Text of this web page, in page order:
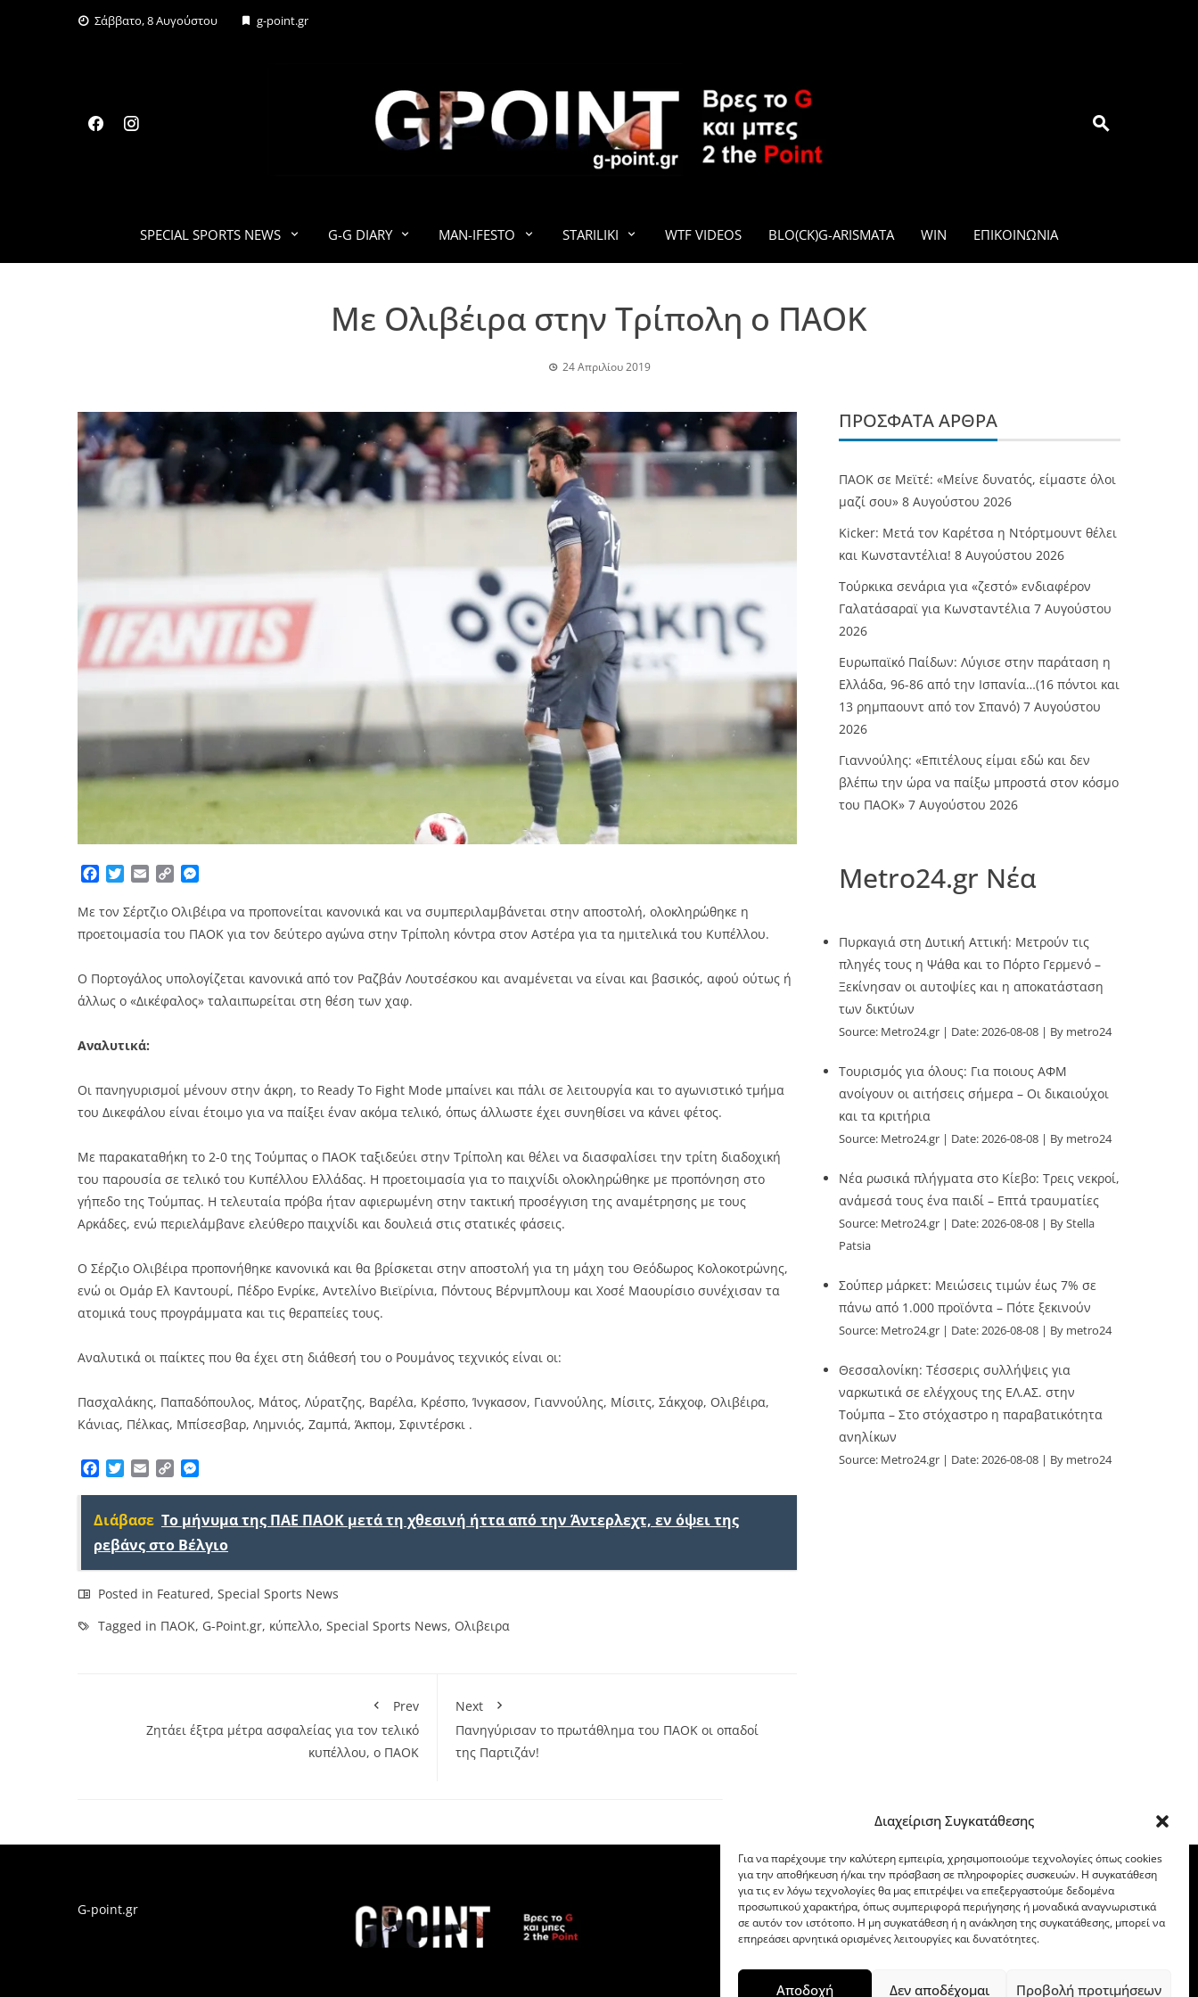
Διαχείριση Συγκατάθεσης
Για να παρέχουμε την καλύτερη εμπειρία, χρησιμοποιούμε τεχνολογίες όπως cookies
για την αποθήκευση ή/και την πρόσβαση σε πληροφορίες συσκευών. Η συγκατάθεση
για τις εν λόγω τεχνολογίες θα μας επιτρέψει να επεξεργαστούμε δεδομένα
προσωπικού χαρακτήρα, όπως συμπεριφορά περιήγησης ή μοναδικά αναγνωριστικά
σε αυτόν τον ιστότοπο. Η μη συγκατάθεση ή η ανάκληση της συγκατάθεσης, μπορεί να
επηρεάσει αρνητικά ορισμένες λειτουργίες και δυνατότητες.
Αποδοχή Δεν αποδέχομαι Προβολή προτιμήσεων
Σάββατο, 8 Αυγούστου g-point.gr
G-POINT.GR
SPECIAL SPORTS NEWS G-G DIARY MAN-IFESTO STARILIKI WTF VIDEOS BLO(CK)G-ARISMATA WIN ΕΠΙΚΟΙΝΩΝΊΑ
Με Ολιβέιρα στην Τρίπολη ο ΠΑΟΚ
24 Απριλίου 2019
Facebook
TwitterEmailCopy
Με τον Σέρτζιο Ολιβέιρα να προπονείται κανονικά και να συμπεριλαμβάνεται στην αποστολή, ολοκληρώθηκε η
προετοιμασία του ΠΑΟΚ για τον δεύτερο αγώνα στην Τρίπολη κόντρα στον Αστέρα για τα ημιτελικά του Κυπέλλου.
Ο Πορτογάλος υπολογίζεται κανονικά από τον Ραζβάν Λουτσέσκου και αναμένεται να είναι και βασικός, αφού ούτως ή
άλλως ο «Δικέφαλος» ταλαιπωρείται στη θέση των χαφ.
Αναλυτικά:
Οι πανηγυρισμοί μένουν στην άκρη, το Ready To Fight Mode μπαίνει και πάλι σε λειτουργία και το αγωνιστικό τμήμα
του Δικεφάλου είναι έτοιμο για να παίξει έναν ακόμα τελικό, όπως άλλωστε έχει συνηθίσει να κάνει φέτος.
Με παρακαταθήκη το 2-0 της Τούμπας ο ΠΑΟΚ ταξιδεύει στην Τρίπολη και θέλει να διασφαλίσει την τρίτη διαδοχική
του παρουσία σε τελικό του Κυπέλλου Ελλάδας. Η προετοιμασία για το παιχνίδι ολοκληρώθηκε με προπόνηση στο
γήπεδο της Τούμπας. Η τελευταία πρόβα ήταν αφιερωμένη στην τακτική προσέγγιση της αναμέτρησης με τους
Αρκάδες, ενώ περιελάμβανε ελεύθερο παιχνίδι και δουλειά στις στατικές φάσεις.
Ο Σέρζιο Ολιβέιρα προπονήθηκε κανονικά και θα βρίσκεται στην αποστολή για τη μάχη του Θεόδωρος Κολοκοτρώνης,
ενώ οι Ομάρ Ελ Καντουρί, Πέδρο Ενρίκε, Αντελίνο Βιεϊρίνια, Πόντους Βέρνμπλουμ και Χοσέ Μαουρίσιο συνέχισαν τα
ατομικά τους προγράμματα και τις θεραπείες τους.
Αναλυτικά οι παίκτες που θα έχει στη διάθεσή του ο Ρουμάνος τεχνικός είναι οι:
Πασχαλάκης, Παπαδόπουλος, Μάτος, Λύρατζης, Βαρέλα, Κρέσπο, Ίνγκασον, Γιαννούλης, Μίσιτς, Σάκχοφ, Ολιβέιρα,
Κάνιας, Πέλκας, Μπίσεσβαρ, Λημνιός, Ζαμπά, Άκπομ, Σφιντέρσκι .
Facebook
TwitterEmailCopy
Διάβασε Το μήνυμα της ΠΑΕ ΠΑΟΚ μετά τη χθεσινή ήττα από την Άντερλεχτ, εν όψει της
ρεβάνς στο Βέλγιο
Posted in Featured, Special Sports News
Tagged in ΠΑΟΚ, G-Point.gr, κύπελλο, Special Sports News, Ολιβειρα
Prev
Ζητάει έξτρα μέτρα ασφαλείας για τον τελικό
κυπέλλου, ο ΠΑΟΚ
Next
Πανηγύρισαν το πρωτάθλημα του ΠΑΟΚ οι οπαδοί
της Παρτιζάν!
ΠΡΌΣΦΑΤΑ ΆΡΘΡΑ
ΠΑΟΚ σε Μεϊτέ: «Μείνε δυνατός, είμαστε όλοι
μαζί σου» 8 Αυγούστου 2026
Kicker: Μετά τον Καρέτσα η Ντόρτμουντ θέλει
και Κωνσταντέλια! 8 Αυγούστου 2026
Τούρκικα σενάρια για «ζεστό» ενδιαφέρον
Γαλατάσαραϊ για Κωνσταντέλια 7 Αυγούστου
2026
Ευρωπαϊκό Παίδων: Λύγισε στην παράταση η
Ελλάδα, 96-86 από την Ισπανία…(16 πόντοι και
13 ρημπαουντ από τον Σπανό) 7 Αυγούστου
2026
Γιαννούλης: «Επιτέλους είμαι εδώ και δεν
βλέπω την ώρα να παίξω μπροστά στον κόσμο
του ΠΑΟΚ» 7 Αυγούστου 2026
Metro24.gr Νέα
Πυρκαγιά στη Δυτική Αττική: Μετρούν τις
πληγές τους η Ψάθα και το Πόρτο Γερμενό –
Ξεκίνησαν οι αυτοψίες και η αποκατάσταση
των δικτύων
Source: Metro24.gr Date: 2026-08-08 By metro24
Τουρισμός για όλους: Για ποιους ΑΦΜ
ανοίγουν οι αιτήσεις σήμερα – Οι δικαιούχοι
και τα κριτήρια
Source: Metro24.gr Date: 2026-08-08 By metro24
Νέα ρωσικά πλήγματα στο Κίεβο: Τρεις νεκροί,
ανάμεσά τους ένα παιδί – Επτά τραυματίες
Source: Metro24.gr Date: 2026-08-08
By Stella
Patsia
Σούπερ μάρκετ: Μειώσεις τιμών έως 7% σε
πάνω από 1.000 προϊόντα – Πότε ξεκινούν
Source: Metro24.gr Date: 2026-08-08 By metro24
Θεσσαλονίκη: Τέσσερις συλλήψεις για
ναρκωτικά σε ελέγχους της ΕΛ.ΑΣ. στην
Τούμπα – Στο στόχαστρο η παραβατικότητα
ανηλίκων
Source: Metro24.gr Date: 2026-08-08 By metro24
G-point.gr